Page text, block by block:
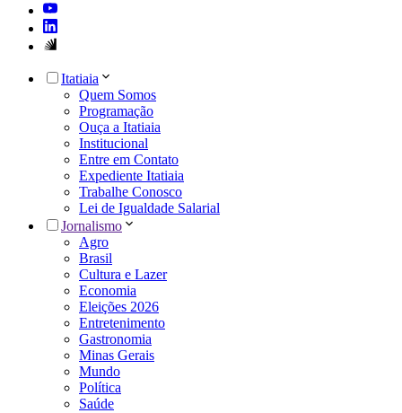
Itatiaia
Quem Somos
Programação
Ouça a Itatiaia
Institucional
Entre em Contato
Expediente Itatiaia
Trabalhe Conosco
Lei de Igualdade Salarial
Jornalismo
Agro
Brasil
Cultura e Lazer
Economia
Eleições 2026
Entretenimento
Gastronomia
Minas Gerais
Mundo
Política
Saúde